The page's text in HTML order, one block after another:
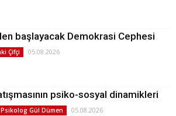
başlayacak Demokrasi Cephesi
Çifçi 05.08.2026
psiko-sosyal dinamikleri
Gül Dümen 05.08.2026